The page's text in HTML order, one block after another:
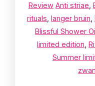
Review Anti striae
rituals langer bruin
Blissful Shower
limited edition
Summer